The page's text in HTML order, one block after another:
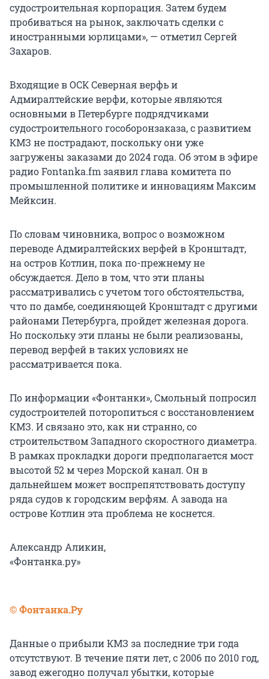
судостроительная корпорация. Затем будем
пробиваться на рынок, заключать сделки с
иностранными юрлицами», — отметил Сергей
Захаров.
Входящие в ОСК Северная верфь и
Адмиралтейские верфи, которые являются
основными в Петербурге подрядчиками
судостроительного гособоронзаказа, с развитием
КМЗ не пострадают, поскольку они уже
загружены заказами до 2024 года. Об этом в эфире
радио Fontanka.fm заявил глава комитета по
промышленной политике и инновациям Максим
Мейксин.
По словам чиновника, вопрос о возможном
переводе Адмиралтейских верфей в Кронштадт,
на остров Котлин, пока по-прежнему не
обсуждается. Дело в том, что эти планы
рассматривались с учетом того обстоятельства,
что по дамбе, соединяющей Кронштадт с другими
районами Петербурга, пройдет железная дорога.
Но поскольку эти планы не были реализованы,
перевод верфей в таких условиях не
рассматривается пока.
По информации «Фонтанки», Смольный попросил
судостроителей поторопиться с восстановлением
КМЗ. И связано это, как ни странно, со
строительством Западного скоростного диаметра.
В рамках прокладки дороги предполагается мост
высотой 52 м через Морской канал. Он в
дальнейшем может воспрепятствовать доступу
ряда судов к городским верфям. А завода на
острове Котлин эта проблема не коснется.
Александр Аликин,
«Фонтанка.ру»
© Фонтанка.Ру
Данные о прибыли КМЗ за последние три года
отсутствуют. В течение пяти лет, с 2006 по 2010 год,
завод ежегодно получал убытки, которые